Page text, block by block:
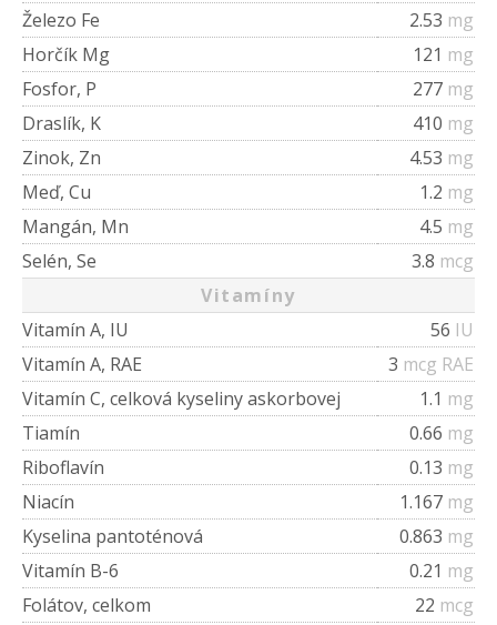
Železo Fe 2.53 mg
Horčík Mg
121 mg
Fosfor, P
277 mg
Draslík, K
410 mg
Zinok, Zn
4.53 mg
Meď, Cu
1.2 mg
Mangán, Mn
4.5 mg
Selén, Se
3.8 mcg
Vitamíny
Vitamín A, IU
56 IU
Vitamín A, RAE
3 mcg RAE
Vitamín C, celková kyseliny askorbovej
1.1 mg
Tiamín
0.66 mg
Riboflavín
0.13 mg
Niacín
1.167 mg
Kyselina pantoténová
0.863 mg
Vitamín B-6
0.21 mg
Folátov, celkom
22 mcg